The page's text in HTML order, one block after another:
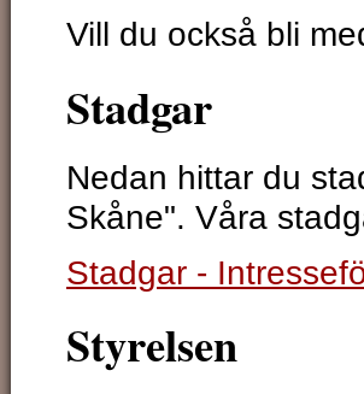
Vill du också bli
Stadgar
Nedan hittar du
Skåne". Våra
Stadgar -
Styrelsen